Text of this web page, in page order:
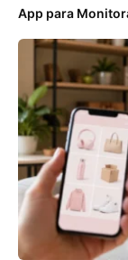
App para